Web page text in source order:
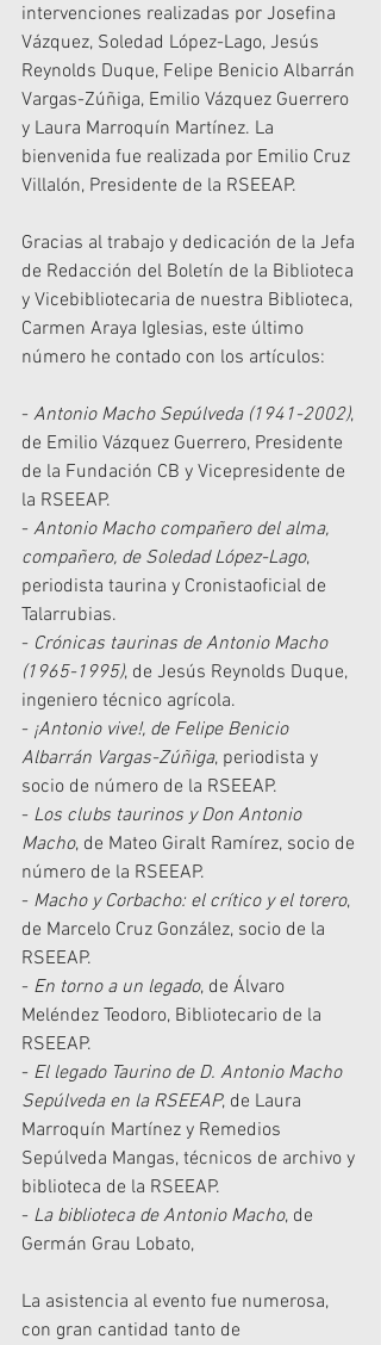
intervenciones realizadas por Josefina
Vázquez, Soledad López-Lago, Jesús
Reynolds Duque, Felipe Benicio Albarrán
Vargas-Zúñiga, Emilio Vázquez Guerrero
y Laura Marroquín Martínez. La
bienvenida fue realizada por Emilio Cruz
Villalón, Presidente de la RSEEAP.
Gracias al trabajo y dedicación de la Jefa
de Redacción del Boletín de la Biblioteca
y Vicebibliotecaria de nuestra Biblioteca,
Carmen Araya Iglesias, este último
número he contado con los artículos:
- Antonio Macho Sepúlveda (1941-2002),
de Emilio Vázquez Guerrero, Presidente
de la Fundación CB y Vicepresidente de
la RSEEAP.
- Antonio Macho compañero del alma,
compañero, de Soledad López-Lago,
periodista taurina y Cronistaoficial de
Talarrubias.
- Crónicas taurinas de Antonio Macho
(1965-1995), de Jesús Reynolds Duque,
ingeniero técnico agrícola.
- ¡Antonio vive!, de Felipe Benicio
Albarrán Vargas-Zúñiga, periodista y
socio de número de la RSEEAP.
- Los clubs taurinos y Don Antonio
Macho, de Mateo Giralt Ramírez, socio de
número de la RSEEAP.
- Macho y Corbacho: el crítico y el torero,
de Marcelo Cruz González, socio de la
RSEEAP.
- En torno a un legado, de Álvaro
Meléndez Teodoro, Bibliotecario de la
RSEEAP.
- El legado Taurino de D. Antonio Macho
Sepúlveda en la RSEEAP, de Laura
Marroquín Martínez y Remedios
Sepúlveda Mangas, técnicos de archivo y
biblioteca de la RSEEAP.
- La biblioteca de Antonio Macho, de
Germán Grau Lobato,
La asistencia al evento fue numerosa,
con gran cantidad tanto de